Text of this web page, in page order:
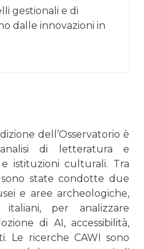
gestionali e di
dalle innovazioni in
dell’Osservatorio è
di letteratura e
istituzioni culturali. Tra
state condotte due
e aree archeologiche,
per analizzare
di AI, accessibilità,
Le ricerche CAWI sono